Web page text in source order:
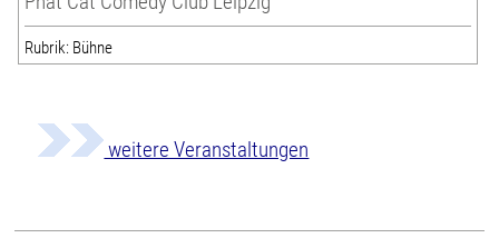
Rubrik: Bühne
weitere Veranstaltungen